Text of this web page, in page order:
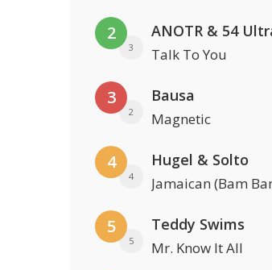
2
3
ANOTR & 54
Talk To You
3
2
Bausa
Magnetic
4
4
Hugel & Solto
Jamaican (Bam
5
5
Teddy Swims
Mr. Know It All